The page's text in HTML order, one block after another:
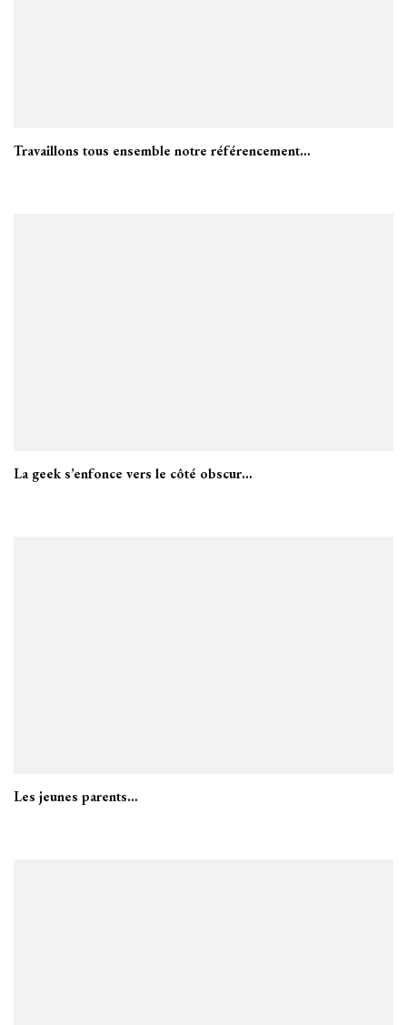
Travaillons tous ensemble notre référencement…
La geek s’enfonce vers le côté obscur…
Les jeunes parents…